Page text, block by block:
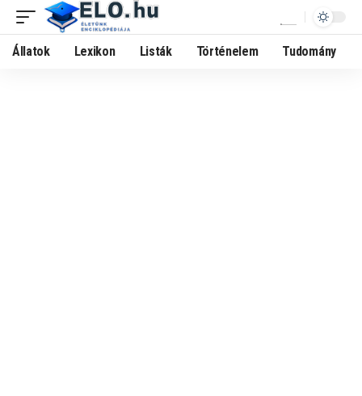
Állatok Lexikon Listák Történelem Tudomány